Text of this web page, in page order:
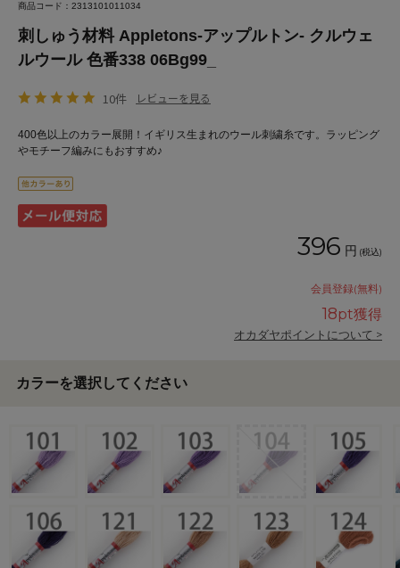
商品コード：2313101011034
刺しゅう材料 Appletons-アップルトン- クルウェ
ルウール 色番338 06Bg99_
10件 レビューを見る
400色以上のカラー展開！イギリス生まれのウール刺繍糸です。ラッピング
やモチーフ編みにもおすすめ♪
396 円 (税込)
会員登録(無料)
18pt獲得
オカダヤポイントについて >
カラーを選択してください